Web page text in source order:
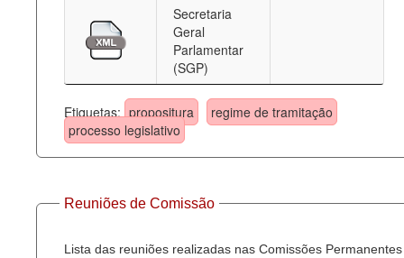
Secretaria
Geral
Parlamentar
(SGP)
Etiquetas: propositura
regime de tramitação
processo legislativo
Reuniões de Comissão
Lista das reuniões realizadas nas Comissões